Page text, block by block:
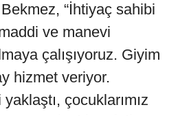
“İhtiyaç sahibi
ve manevi
çalışıyoruz. Giyim
hizmet veriyor.
çocuklarımız